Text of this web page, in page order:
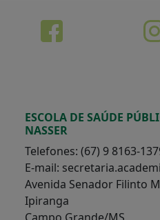
ESCOLA DE SAÚDE
NASSER
Telefones: (67) 9 8163-
E-mail:
Avenida Senador Filinto
Ipiranga